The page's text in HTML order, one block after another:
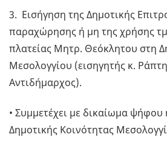
3. Εισήγηση της Δημοτικής
παραχώρησης ή μη της χρήσης
πλατείας Μητρ. Θεόκλητου στη
Μεσολογγίου (εισηγητής κ.
Αντιδήμαρχος).
• Συμμετέχει με δικαίωμα
Δημοτικής Κοινότητας